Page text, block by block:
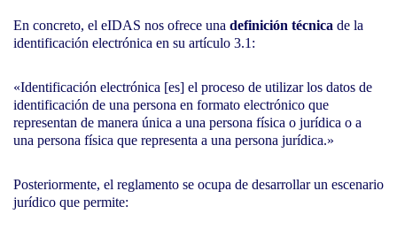
En concreto, el eIDAS nos ofrece una definición técnica de la
identificación electrónica en su artículo 3.1:
«Identificación electrónica [es] el proceso de utilizar los datos de
identificación de una persona en formato electrónico que
representan de manera única a una persona física o jurídica o a
una persona física que representa a una persona jurídica.»
Posteriormente, el reglamento se ocupa de desarrollar un escenario
jurídico que permite: